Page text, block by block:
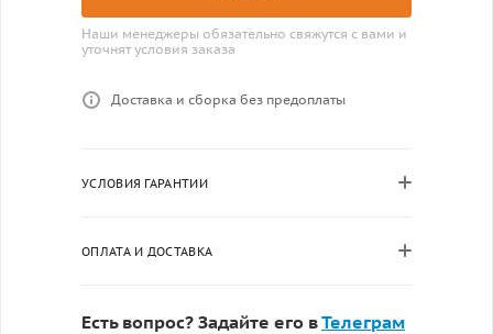
Наши менеджеры обязательно свяжутся с вами и
уточнят условия заказа
Доставка и сборка без предоплаты
УСЛОВИЯ ГАРАНТИИ
ОПЛАТА И ДОСТАВКА
Есть вопрос? Задайте его вТелеграм